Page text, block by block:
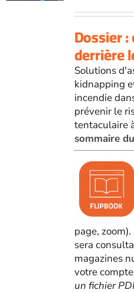
Dossier
derrière
Solutions
kidnapping
incendie
prévenir le
tentaculaire
sommaire
page,
sera
magazines
votre
un fichier